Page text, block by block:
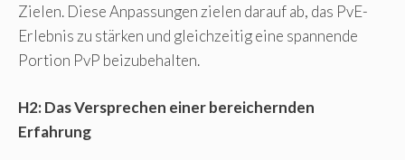
Zielen. Diese Anpassungen zielen darauf ab, das PvE-
Erlebnis zu stärken und gleichzeitig eine spannende
Portion PvP beizubehalten.
H2: Das Versprechen einer bereichernden
Erfahrung